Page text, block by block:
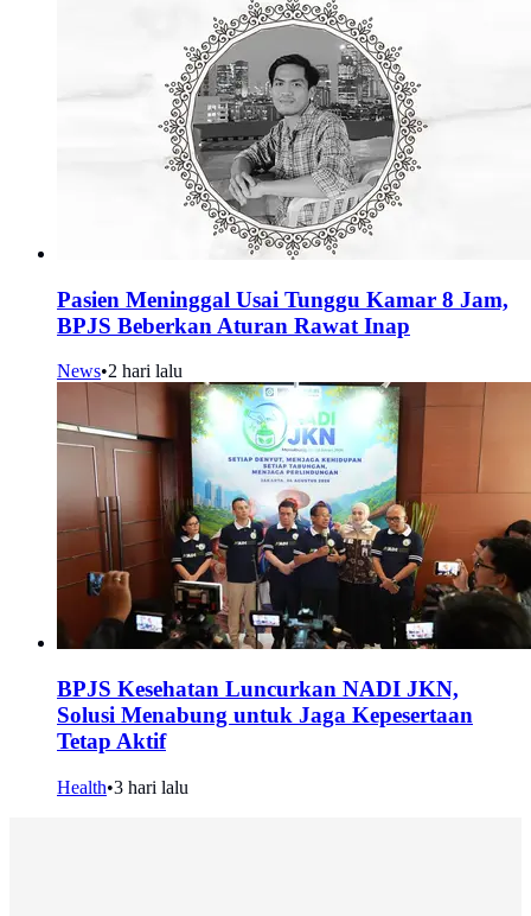
Pasien Meninggal Usai Tunggu Kamar 8 Jam,
BPJS Beberkan Aturan Rawat Inap
News•2 hari lalu
BPJS Kesehatan Luncurkan NADI JKN,
Solusi Menabung untuk Jaga Kepesertaan
Tetap Aktif
Health•3 hari lalu